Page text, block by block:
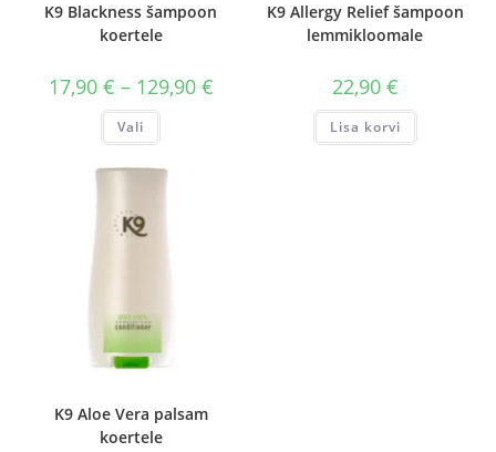
K9 Blackness šampoon
koertele
17,90 € – 129,90 €Hinnavahemik:
17,90 €
Vali
Sellel
varianti.
K9 Allergy Relief šampoon
lemmikloomale
22,90 €
Lisa korvi
K9 Aloe Vera palsam
koertele